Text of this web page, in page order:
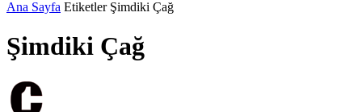
Ana Sayfa Etiketler Şimdiki Çağ
Şimdiki Çağ